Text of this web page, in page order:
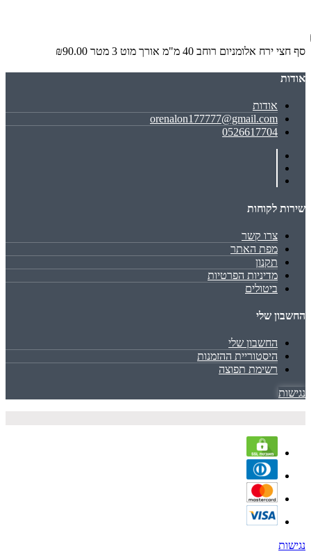
סף חצי ירח אלומניום רוחב 40 מ"מ אורך מוט 3 מטר ₪90.00
אודות
אודות
orenalon177777@gmail.com
0526617704
שירות לקוחות
צרו קשר
מפת האתר
תקנון
מדיניות הפרטיות
ביטולים
החשבון שלי
החשבון שלי
היסטוריית ההזמנות
רשימת תפוצה
נגישות
נגישות